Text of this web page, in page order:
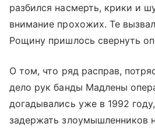
разбился насмерть, крики и
внимание прохожих. Те
Рощину пришлось свернуть
О том, что ряд расправ,
дело рук банды Мадлены
догадывались уже в 1992
задержать злоумышленников